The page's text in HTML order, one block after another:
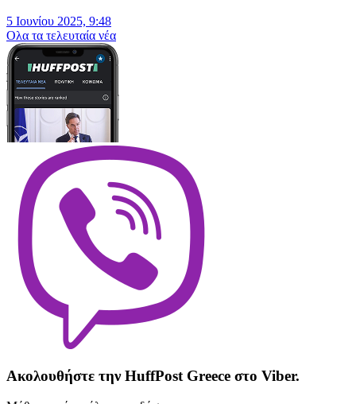
5 Ιουνίου 2025, 9:48
Oλα τα τελευταία νέα
Ακολουθήστε την HuffPost Greece στο Viber.